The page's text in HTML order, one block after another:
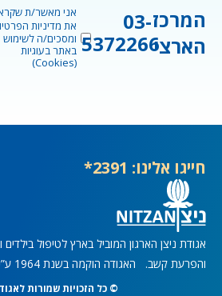
המרכז
הארצי
03-
5372266
privacyConsent
אני מאשר/ת
את מדיניות
ומסכים/ה לשימוש
באתר בעוגיות
(Cookies)
אגודת ניצן הארגון המוביל בארץ לטיפול בילדים
והפרעת קשב. האגודה הוקמה בשנת 1964 ע”י הורים ומתנדבים
חייגו אלינו: 2391*
© כל הזכויות שמורות